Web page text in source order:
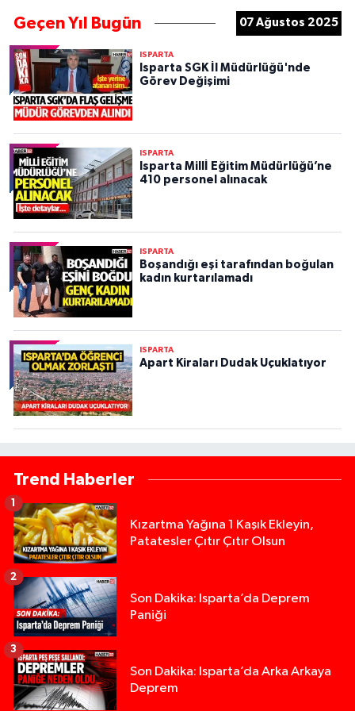
Geçen Yıl Bugün 07 Ağustos 2025
ISPARTA
Isparta SGK İl Müdürlüğü'nde
Görev Değişimi
ISPARTA
Isparta Millİ Eğitim Müdürlüğü’ne
410 personel alınacak
ISPARTA
Boşandığı eşi tarafından boğulan
kadın kurtarılamadı
ISPARTA
Apart Kiraları Dudak Uçuklatıyor
Trend Haberler
Kızartma Yağına 1 Kaşık Ekleyin,
Patatesler Çıtır Çıtır Olsun
1
Son Dakika: Isparta’da Deprem
Paniği
2
Son Dakika: Isparta’da Arka Arkaya
Deprem
3